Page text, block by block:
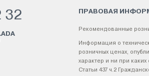
32 ПРАВОВАЯ
Рекомендованные
Информация о
розничных ценах,
характер и ни при
Статьи 437 ч.2